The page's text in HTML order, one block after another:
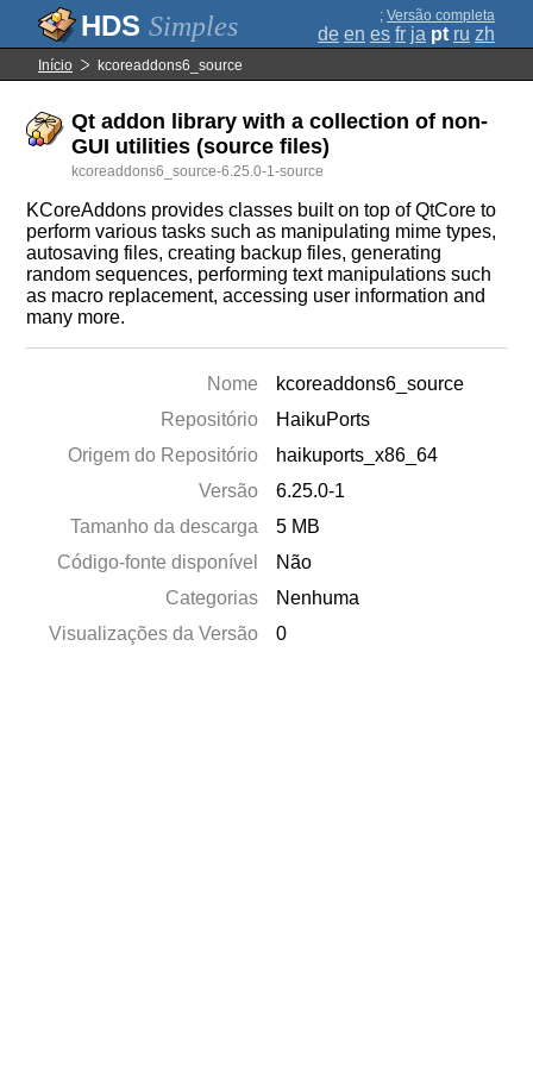
Simples ; Versão completa
de en es fr ja pt ru zh
Início kcoreaddons6_source
Qt addon library with a collection of non-
GUI utilities (source files)
kcoreaddons6_source-6.25.0-1-source
KCoreAddons provides classes built on top of QtCore to
perform various tasks such as manipulating mime types,
autosaving files, creating backup files, generating
random sequences, performing text manipulations such
as macro replacement, accessing user information and
many more.
Nome
kcoreaddons6_source
Repositório
HaikuPorts
Origem do Repositório
haikuports_x86_64
Versão
6.25.0-1
Tamanho da descarga
5 MB
Código-fonte disponível
Não
Categorias
Nenhuma
Visualizações da Versão
0